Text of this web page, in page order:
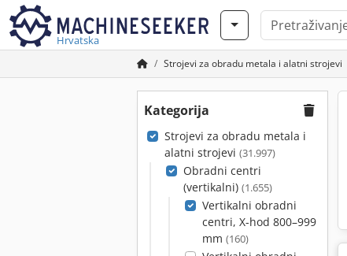
Hrvatska
Strojevi za obradu metala i alatni strojevi
Kategorija
Strojevi za obradu metala i
alatni strojevi (31.997)
Obradni centri
(vertikalni) (1.655)
Vertikalni obradni
centri, X-hod 800–999
mm (160)